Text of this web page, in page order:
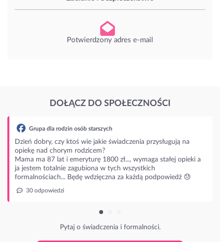
Potwierdzony adres e-mail
DOŁĄCZ DO SPOŁECZNOŚCI
przysługują na
stałej opieki a
podpowiedź 😓